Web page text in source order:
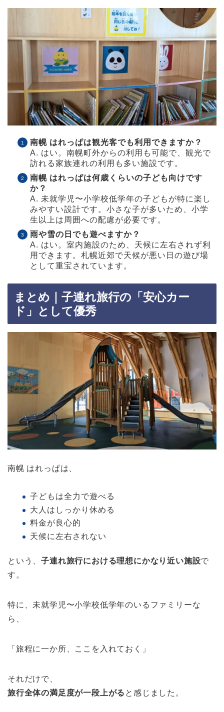
南幌 はれっぱは観光客でも利用できますか？
A. はい。南幌町外からの利用も可能で、観光で
訪れる家族連れの利用も多い施設です。
南幌 はれっぱは何歳くらいの子ども向けです
か？
A. 未就学児〜小学校低学年の子どもが特に楽し
みやすい設計です。小さな子が多いため、小学
生以上は周囲への配慮が必要です。
雨や雪の日でも遊べますか？
A. はい。室内施設のため、天候に左右されず利
用できます。札幌近郊で天候が悪い日の遊び場
として重宝されています。
まとめ｜子連れ旅行の「安心カー
ド」として優秀
南幌 はれっぱは、
子どもは全力で遊べる
大人はしっかり休める
料金が良心的
天候に左右されない
という、子連れ旅行における理想にかなり近い施設で
す。
特に、未就学児〜小学校低学年のいるファミリーな
ら、
「旅程に一か所、ここを入れておく」
それだけで、
旅行全体の満足度が一段上がる と感じました。